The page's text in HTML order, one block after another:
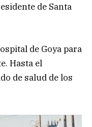
de Santa
de Goya para
Hasta el
de salud de los